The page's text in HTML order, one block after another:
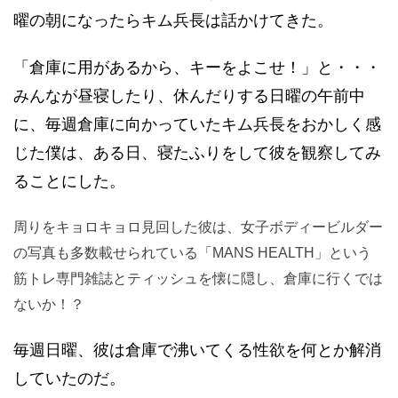
*性欲を無理やり抑えてみんな顔が疲れている
エロい話が上手で毎晩開かれていた「エロい話発
表大会」の最多優勝者で特に性欲が旺盛だったキ
ム兵長、当時倉庫のキーを管理する係りだった僕
に、日曜の朝になったらキム兵長は話かけてき
た。
「倉庫に用があるから、キーをよこせ！」
と・・・みんなが昼寝したり、休んだりする日曜
の午前中に、毎週倉庫に向かっていたキム兵長を
おかしく感じた僕は、ある日、寝たふりをして彼
を観察してみることにした。
周りをキョロキョロ見回した彼は、女子ボディービルダ